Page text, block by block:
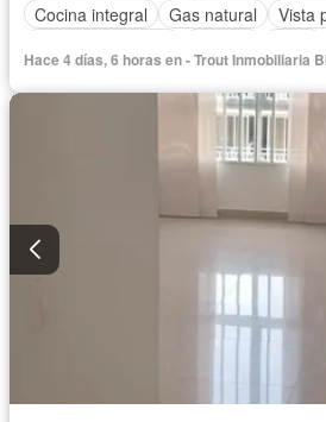
Cocina integral
Gas natural
Vista
Hace 4 días, 6 horas en - Trout Inmobiliaria